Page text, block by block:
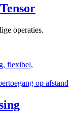
operaties.
flexibel,
op afstand